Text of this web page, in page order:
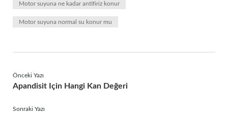
Motor suyuna ne kadar antifiriz konur
Motor suyuna normal su konur mu
Önceki Yazı
Apandisit Için Hangi Kan Değeri
Sonraki Yazı